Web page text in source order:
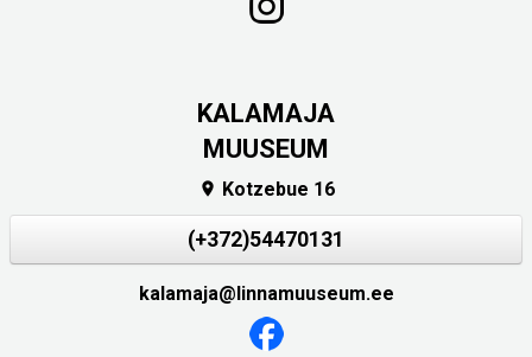
KALAMAJA
MUUSEUM
 Kotzebue 16
(+372)54470131
kalamaja@linnamuuseum.ee